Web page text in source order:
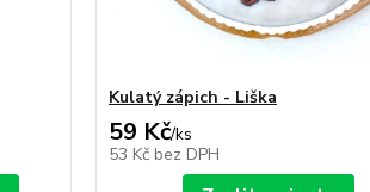
Kulatý zápich - Liška
59 Kč/ks
53 Kč bez DPH